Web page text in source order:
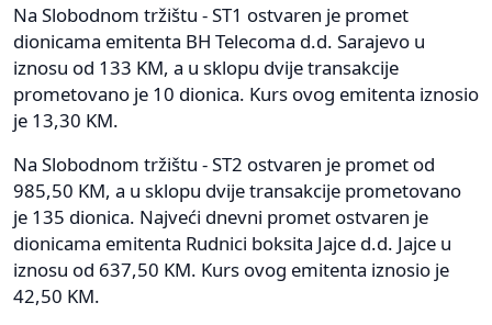
Na Slobodnom tržištu - ST1 ostvaren je promet
dionicama emitenta BH Telecoma d.d. Sarajevo u
iznosu od 133 KM, a u sklopu dvije transakcije
prometovano je 10 dionica. Kurs ovog emitenta iznosio
je 13,30 KM.
Na Slobodnom tržištu - ST2 ostvaren je promet od
985,50 KM, a u sklopu dvije transakcije prometovano
je 135 dionica. Najveći dnevni promet ostvaren je
dionicama emitenta Rudnici boksita Jajce d.d. Jajce u
iznosu od 637,50 KM. Kurs ovog emitenta iznosio je
42,50 KM.